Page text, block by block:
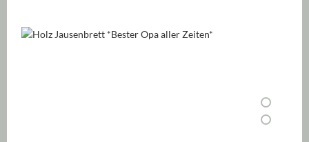
Bildergalerie überspringen